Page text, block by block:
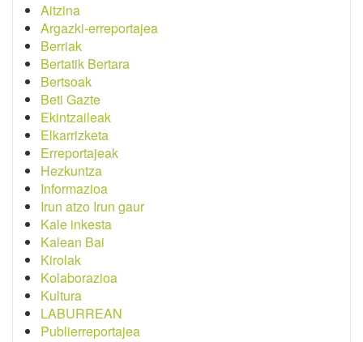
Aitzina
Argazki-erreportajea
Berriak
Bertatik Bertara
Bertsoak
Beti Gazte
Ekintzaileak
Elkarrizketa
Erreportajeak
Hezkuntza
Informazioa
Irun atzo Irun gaur
Kale inkesta
Kalean Bai
Kirolak
Kolaborazioa
Kultura
LABURREAN
Publierreportajea